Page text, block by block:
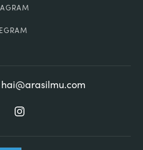
hai@arasilmu.com